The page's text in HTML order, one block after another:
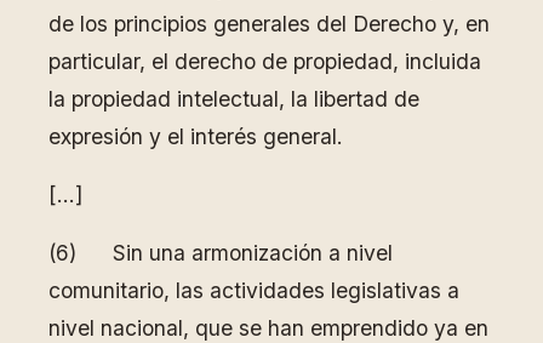
de los principios generales del Derecho y, en
particular, el derecho de propiedad, incluida
la propiedad intelectual, la libertad de
expresión y el interés general.
[…]
(6) Sin una armonización a nivel
comunitario, las actividades legislativas a
nivel nacional, que se han emprendido ya en